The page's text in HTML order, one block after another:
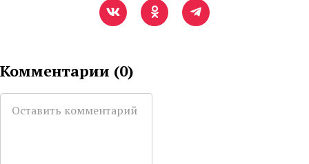
Комментарии (0)